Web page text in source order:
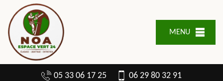
MENU
05 33 06 17 25 06 29 80 32 91